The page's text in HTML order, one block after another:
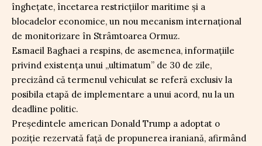
înghețate, încetarea restricțiilor maritime și a
blocadelor economice, un nou mecanism internațional
de monitorizare în Strâmtoarea Ormuz.
Esmaeil Baghaei a respins, de asemenea, informațiile
privind existența unui „ultimatum” de 30 de zile,
precizând că termenul vehiculat se referă exclusiv la
posibila etapă de implementare a unui acord, nu la un
deadline politic.
Președintele american Donald Trump a adoptat o
poziție rezervată față de propunerea iraniană, afirmând